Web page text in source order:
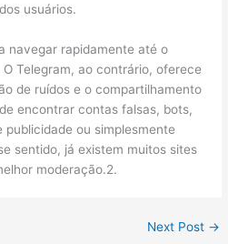
usuários.
navegar rapidamente até o
Telegram, ao contrário, oferece
de ruídos e o compartilhamento
encontrar contas falsas, bots,
ou simplesmente
sentido, já existem muitos sites
moderação.2.
Next Post →